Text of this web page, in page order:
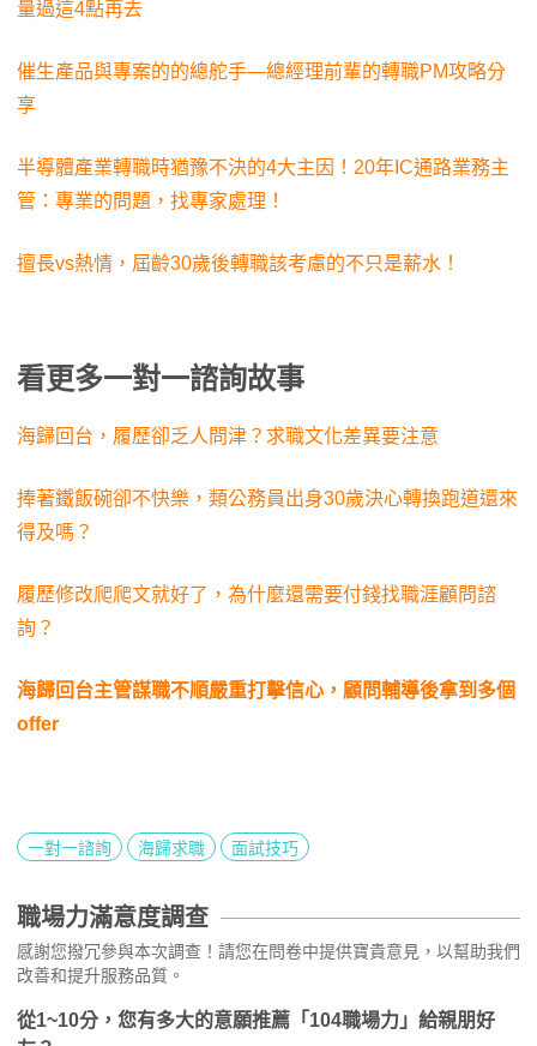
量過這4點再去
催生產品與專案的的總舵手—總經理前輩的轉職PM攻略分
享
半導體產業轉職時猶豫不決的4大主因！20年IC通路業務主
管：專業的問題，找專家處理！
擅長vs熱情，屆齡30歲後轉職該考慮的不只是薪水！
看更多一對一諮詢故事
海歸回台，履歷卻乏人問津？求職文化差異要注意
捧著鐵飯碗卻不快樂，類公務員出身30歲決心轉換跑道還來
得及嗎？
履歷修改爬爬文就好了，為什麼還需要付錢找職涯顧問諮
詢？
海歸回台主管謀職不順嚴重打擊信心，顧問輔導後拿到多個
offer
一對一諮詢 海歸求職 面試技巧
職場力滿意度調查
感謝您撥冗參與本次調查！請您在問卷中提供寶貴意見，以幫助我們
改善和提升服務品質。
從1~10分，您有多大的意願推薦「104職場力」給親朋好